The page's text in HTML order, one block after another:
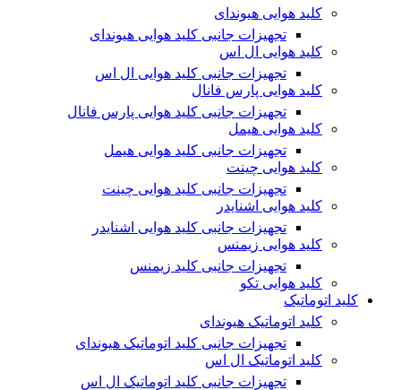
کلید هوایی هیوندای
تجهیزات جانبی کلید هوایی هیوندای
کلید هوایی ال اس
تجهیزات جانبی کلید هوایی ال اس
کلید هوایی پارس فانال
تجهیزات جانبی کلید هوایی پارس فانال
کلید هوایی هیمل
تجهیزات جانبی کلید هوایی هیمل
کلید هوایی چینت
تجهیزات جانبی کلید هوایی چینت
کلید هوایی اشنایدر
تجهیزات جانبی کلید هوایی اشنایدر
کلید هوایی زیمنس
تجهیزات جانبی کلید زیمنس
کلید هوایی تکو
کلید اتوماتیک
کلید اتوماتیک هیوندای
تجهیزات جانبی کلید اتوماتیک هیوندای
کلید اتوماتیک ال اس
تجهیزات جانبی کلید اتوماتیک ال اس